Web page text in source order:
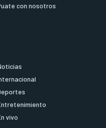
con nosotros
vivo